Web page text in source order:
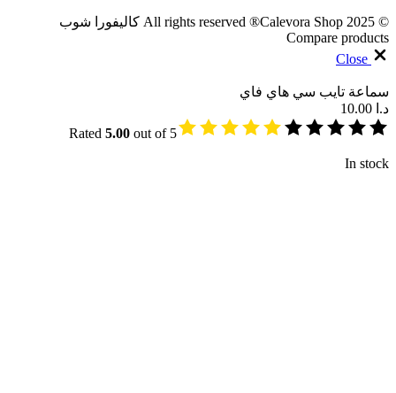
© 2025 All rights reserved ®Calevora Shop كاليفورا شوب
Compare products
Close
سماعة تايب سي هاي فاي
د.ا
Rated 5.00 out of 5
In stock